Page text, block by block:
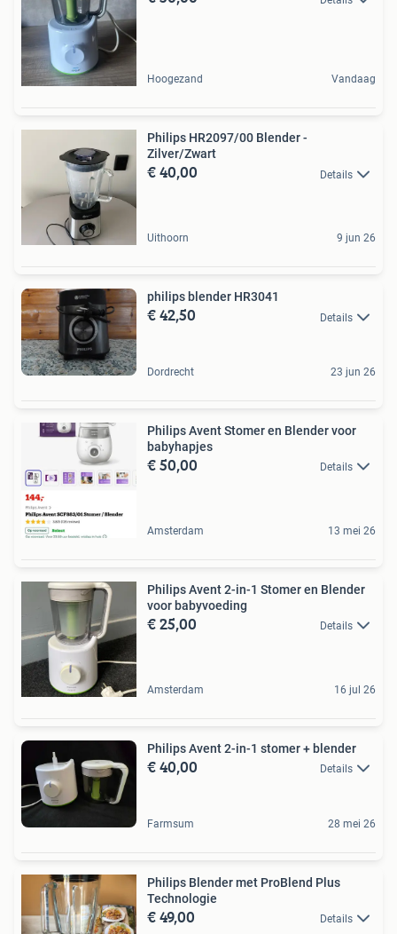
Hoogezand Vandaag
Philips HR2097/00 Blender -
Zilver/Zwart
€ 40,00 Details
Uithoorn 9 jun 26
philips blender HR3041
€ 42,50 Details
Dordrecht 23 jun 26
Philips Avent Stomer en Blender voor
babyhapjes
€ 50,00 Details
Amsterdam 13 mei 26
Philips Avent 2-in-1 Stomer en Blender
voor babyvoeding
€ 25,00 Details
Amsterdam 16 jul 26
Philips Avent 2-in-1 stomer + blender
€ 40,00 Details
Farmsum 28 mei 26
Philips Blender met ProBlend Plus
Technologie
€ 49,00 Details